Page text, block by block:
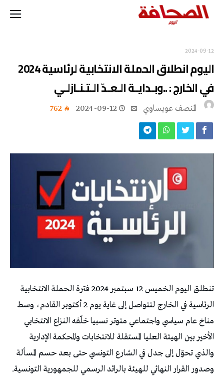
2024-09-12
اليوم انطلاق الحملة الانتخابية لرئاسية 2024
في الخارج : ..وبـدايـة الـعـدّ الـتـنـازلـي
المنصف عويساوي 2024-09-12
762
تنطلق اليوم الخميس 12 سبتمبر 2024 فترة الحملة الانتخابية
الرئاسية في الخارج لتتواصل إلى غاية يوم 2 أكتوبر القادم، وسط
مناخ عام سياسي واجتماعي متوتر نسبيا خلّفه النزاع الانتخابي
الأخير بين الهيئة العليا المستقلة للانتخابات والمحكمة الإدارية
والذي تحوّل إلى جدل في الشارع التونسي حتى بعد حسم المسألة
وصدور القرار النهائي للهيئة بالرائد الرسمي للجمهورية التونسية.